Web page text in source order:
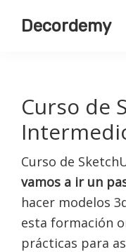
Decordemy
Curso de
Curso de
vamos a ir un
hacer modelos
esta formación
prácticas para